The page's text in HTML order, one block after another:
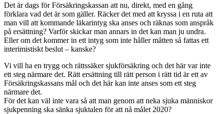
Det är dags för Försäkringskassan att nu, direkt, med en gång
förklara vad det är som gäller. Räcker det med att kryssa i en ruta att
man vill att kommande läkarintyg ska anses och räknas som anspråk
på ersättning? Varför skickar man annars in det kan man ju undra.
Eller om det kommer in ett intyg som inte håller måtten så fattas ett
interimistiskt beslut – kanske?
Vi vill ha en trygg och rättssäker sjukförsäkring och det här var inte
ett steg närmare det. Rätt ersättning till rätt person i rätt tid är ett av
Försäkringskassans mål och det här kan inte anses som ett steg
närmare det.
För det kan väl inte vara så att man genom att neka sjuka människor
sjukpenning ska sänka sjuktalen för att nå målet 2020?